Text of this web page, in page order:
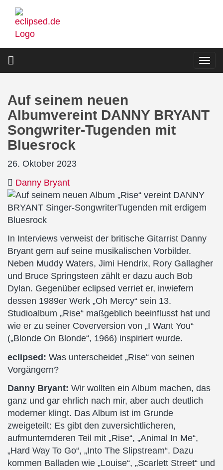
Direkt
zum
Inhalt
Auf seinem neuen
Albumvereint DANNY BRYANT
Songwriter-Tugenden mit
Bluesrock
26. Oktober 2023
Danny Bryant
In Interviews verweist der britische Gitarrist Danny
Bryant gern auf seine musikalischen Vorbilder.
Neben Muddy Waters, Jimi Hendrix, Rory Gallagher
und Bruce Springsteen zählt er dazu auch Bob
Dylan. Gegenüber eclipsed verriet er, inwiefern
dessen 1989er Werk „Oh Mercy“ sein 13.
Studioalbum „Rise“ maßgeblich beeinflusst hat und
wie er zu seiner Coverversion von „I Want You“
(„Blonde On Blonde“, 1966) inspiriert wurde.
eclipsed: Was unterscheidet „Rise“ von seinen
Vorgängern?
Danny Bryant: Wir wollten ein Album machen, das
ganz und gar ehrlich nach mir, aber auch deutlich
moderner klingt. Das Album ist im Grunde
zweigeteilt: Es gibt den zuversichtlicheren,
aufmunternderen Teil mit „Rise“, „Animal In Me“,
„Hard Way To Go“, „Into The Slipstream“. Dazu
kommen Balladen wie „Louise“, „Scarlett Street“ und